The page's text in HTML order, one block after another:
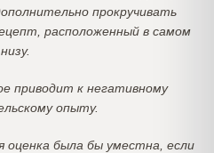
прокручивать
расположенный в самом
низу.
приводит к негативному
опыту.
оценка была бы уместна, если